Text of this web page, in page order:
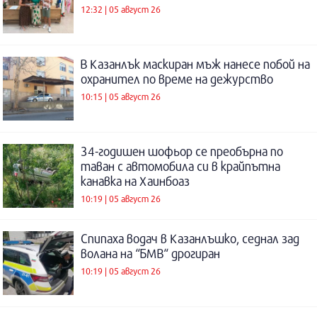
12:32 | 05 август 26
В Казанлък маскиран мъж нанесе побой на
охранител по време на дежурство
10:15 | 05 август 26
34-годишен шофьор се преобърна по
таван с автомобила си в крайпътна
канавка на Хаинбоаз
10:19 | 05 август 26
Спипаха водач в Казанлъшко, седнал зад
волана на “БМВ“ дрогиран
10:19 | 05 август 26